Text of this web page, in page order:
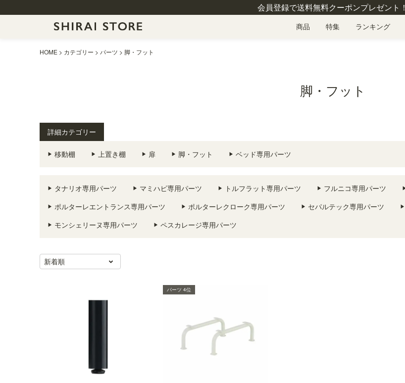
会員登録で送料無料クーポンプレゼント！
商品 特集 ランキング
HOME カテゴリー パーツ 脚・フット
脚・フット
詳細カテゴリー
移動棚 上置き棚 扉 脚・フット ベッド専用パーツ
タナリオ専用パーツ マミハピ専用パーツ トルフラット専用パーツ フルニコ専用パーツ
ポルターレエントランス専用パーツ
ポルターレクローク専用パーツ セパルテック専用パーツ
モンシェリーヌ専用パーツ
ペスカレージ専用パーツ
新着順
パーツ 4位